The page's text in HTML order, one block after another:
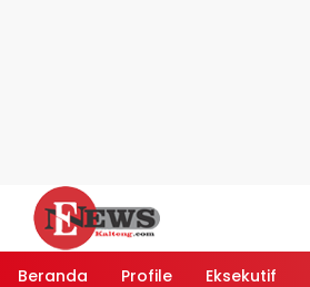
Langsung
konten
Beranda
Profile Eksekutif